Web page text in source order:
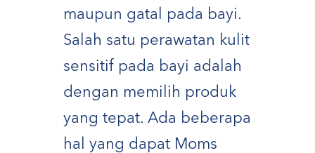
maupun gatal pada bayi.
Salah satu perawatan kulit
sensitif pada bayi adalah
dengan memilih produk
yang tepat. Ada beberapa
hal yang dapat Moms